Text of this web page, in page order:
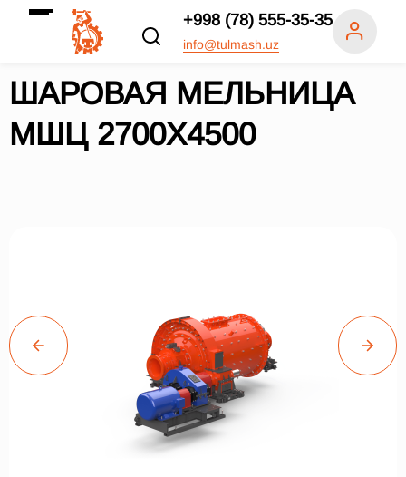
+998 (78) 555-35-35
info@tulmash.uz
ШАРОВАЯ МЕЛЬНИЦА
МШЦ 2700Х4500